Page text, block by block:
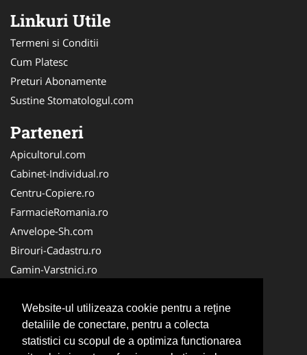
Website-ul utilizeaza cookie pentru a reţine
detaliile de conectare, pentru a colecta
statistici cu scopul de a optimiza functionarea
Linkuri Utile
Termeni si Conditii
Cum Platesc
Preturi Abonamente
Sustine Stomatologul.com
Parteneri
Apicultorul.com
Cabinet-Individual.ro
Centru-Copiere.ro
FarmacieRomania.ro
Anvelope-Sh.com
Birouri-Cadastru.ro
Camin-Varstnici.ro
Cabinet-Ginecologic.ro
Cabinet-Psihologie.com
Clinica-Privata.ro